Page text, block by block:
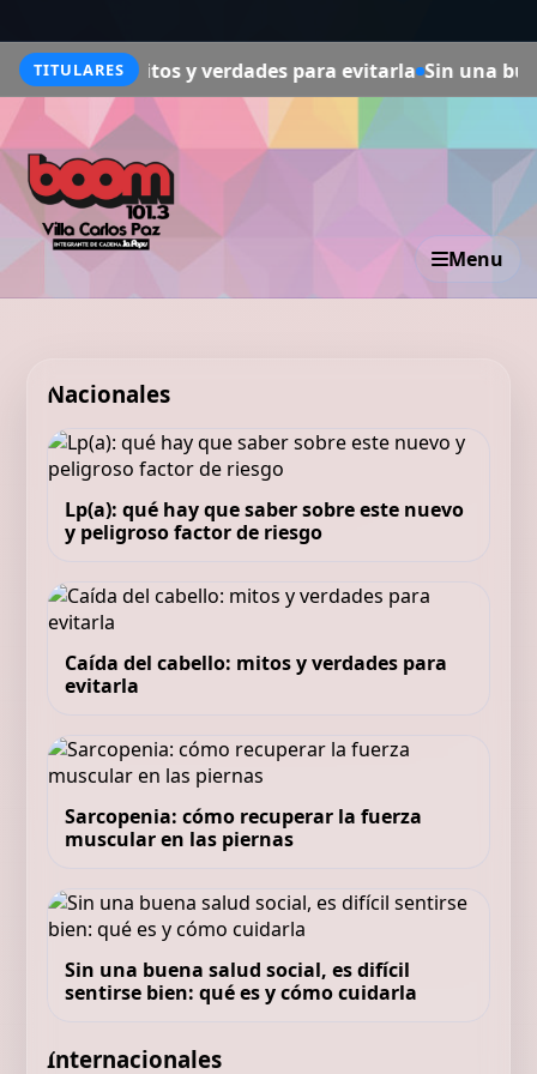
TITULARES
mitos y verdades para evitarla Sin una buena salud
Menu
Nacionales
Lp(a): qué hay que saber sobre este nuevo
y peligroso factor de riesgo
Caída del cabello: mitos y verdades para
evitarla
Sarcopenia: cómo recuperar la fuerza
muscular en las piernas
Sin una buena salud social, es difícil
sentirse bien: qué es y cómo cuidarla
Internacionales